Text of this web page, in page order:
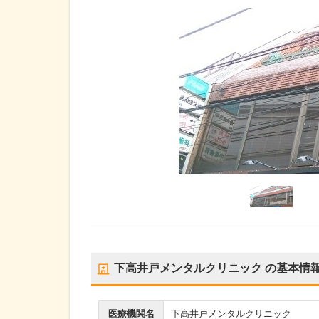
下高井戸メンタルクリニック の基本情
医療機関名 下高井戸メンタルクリニック